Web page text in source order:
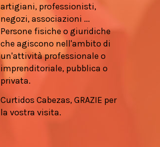
artigiani, professionisti,
negozi, associazioni ...
Persone fisiche o giuridiche
che agiscono nell'ambito di
un'attività professionale o
imprenditoriale, pubblica o
privata.
Curtidos Cabezas, GRAZIE per
la vostra visita.